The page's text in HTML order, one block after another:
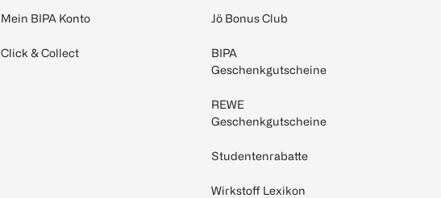
Mein BIPA Konto
Click & Collect
Jö Bonus Club
BIPA
Geschenkgutscheine
REWE
Geschenkgutscheine
Studentenrabatte
Wirkstoff Lexikon